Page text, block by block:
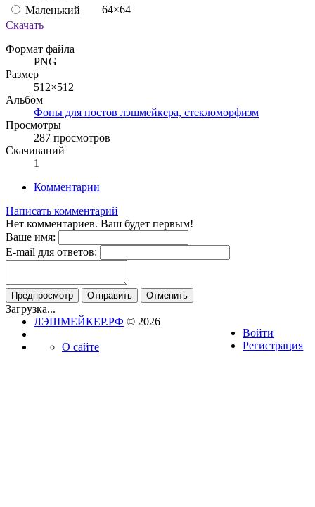
Маленький
64×64
Скачать
Формат файла
PNG
Размер
512×512
Альбом
Фоны для постов лэшмейкера, стекломорфизм
Просмотры
287 просмотров
Скачиваний
1
Комментарии
Написать комментарий
Нет комментариев. Ваш будет первым!
Ваше имя:
E-mail для ответов:
Загрузка...
Войти
Регистрация
ЛЭШМЕЙКЕР.РФ © 2026
О сайте